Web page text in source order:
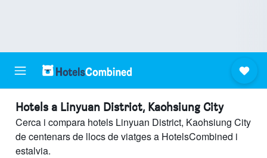
Hotels a Linyuan District, Kaohsiung City
Cerca i compara hotels Linyuan District, Kaohsiung City
de centenars de llocs de viatges a HotelsCombined i
estalvia.